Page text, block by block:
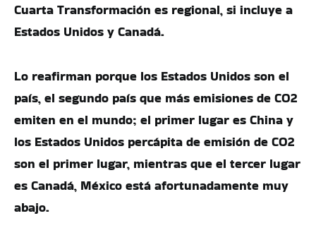
Cuarta Transformación es regional, si incluye a
Estados Unidos y Canadá.
Lo reafirman porque los Estados Unidos son el
país, el segundo país que más emisiones de CO2
emiten en el mundo; el primer lugar es China y
los Estados Unidos percápita de emisión de CO2
son el primer lugar, mientras que el tercer lugar
es Canadá, México está afortunadamente muy
abajo.